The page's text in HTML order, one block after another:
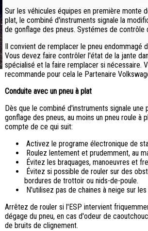
Sur les véhicules équipes en première monte
plat, le combiné d'instruments signale la
de gonflage des pneus. Systémes de contrôle
Il convient de remplacer le pneu endommagé
Vous devez faire contrôler l'état de la jante
spécialisé et la faire remplacer si nécessaire.
recommande pour cela le Partenaire
Conduite avec un pneu à plat
Dès que le combiné d'instruments signale une
gonflage des pneus, au moins un pneu roule à
compte de ce qui suit:
Activez le programe électronique de
Roulez lentement et prudemment, au
Évitez les braquages, manoeuvres et
Évitez si possible de rouler sur des
bordures de trottoir ou nids-de-poule.
N'utilisez pas de chaines à neige sur
Arrêtez de rouler si l'ESP intervient
dégage du pneu, en cas d'odeur de
de bruits de clignement.